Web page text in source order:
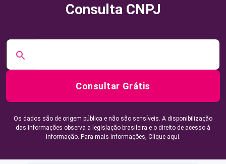
Consulta CNPJ
Consultar Grátis
Os dados são de origem pública e não são sensíveis. A disponibilização
das informações observa a legislação brasileira e o direito de acesso à
informação. Para mais informações, Clique aqui.